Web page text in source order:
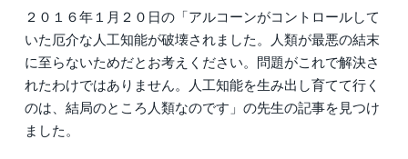
２０１６年１月２０日の「アルコーンがコントロールして
いた厄介な人工知能が破壊されました。人類が最悪の結末
に至らないためだとお考えください。問題がこれで解決さ
れたわけではありません。人工知能を生み出し育てて行く
のは、結局のところ人類なのです」の先生の記事を見つけ
ました。